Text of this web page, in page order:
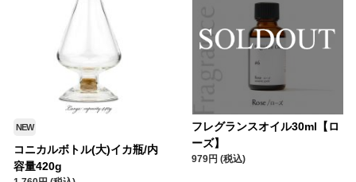
NEW
コニカルボトル(大)イカ瓶/内
容量420g
フレグランスオイル30ml【ロ
ーズ】
979円 (税込)